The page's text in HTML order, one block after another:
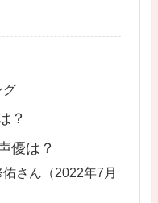
グ
？
優は？
さん（2022年7月